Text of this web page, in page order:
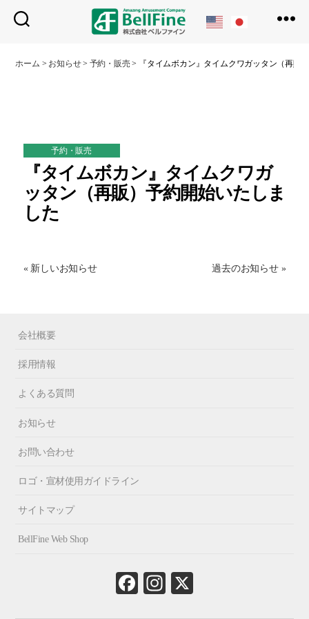
フ
ホーム > お知らせ> 予約・販売> 『タイムボカン』タイムクワガッタン（再販
予約・販売
『タイムボカン』タイムクワガ
ッタン（再販）予約開始いたしま
した
« 新しいお知らせ 過去のお知らせ »
会社概要
採用情報
よくある質問
お知らせ
お問い合わせ
ロゴ・宣材使用ガイドライン
サイトマップ
BellFine Web Shop
Fa
ce
In
st